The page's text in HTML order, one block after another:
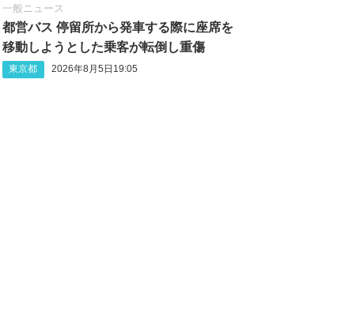
一般ニュース
都営バス 停留所から発車する際に座席を
移動しようとした乗客が転倒し重傷
東京都 2026年8月5日19:05